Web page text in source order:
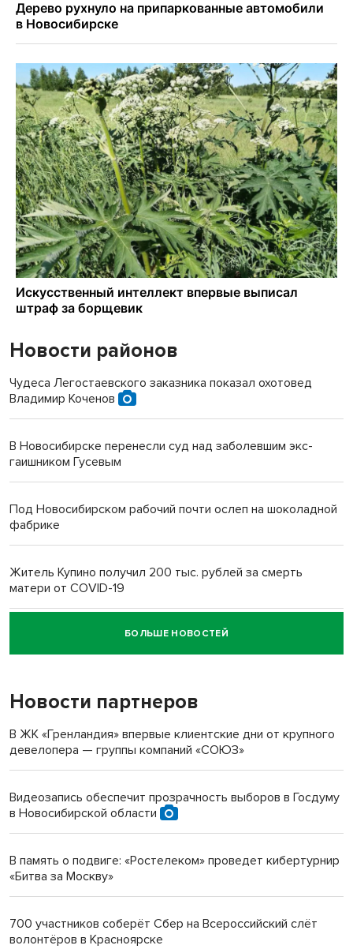
Новости районов
Чудеса Легостаевского заказника показал охотовед
Владимир Коченов
В Новосибирске перенесли суд над заболевшим экс-
гаишником Гусевым
Под Новосибирском рабочий почти ослеп на шоколадной
фабрике
Житель Купино получил 200 тыс. рублей за смерть
матери от COVID-19
Новосибирский суд наказал водителя за смерть
пенсионерки на вокзале
«Мы живём на пастбище!»: в новосибирском селе лошади
терроризируют жителей
Новосибирский преподаватель с женой вошли в топ-16
БОЛЬШЕ НОВОСТЕЙ
Новости партнеров
В ЖК «Гренландия» впервые клиентские дни от крупного
девелопера — группы компаний «СОЮЗ»
Видеозапись обеспечит прозрачность выборов в Госдуму
в Новосибирской области
В память о подвиге: «Ростелеком» проведет кибертурнир
«Битва за Москву»
700 участников соберёт Сбер на Всероссийский слёт
волонтёров в Красноярске